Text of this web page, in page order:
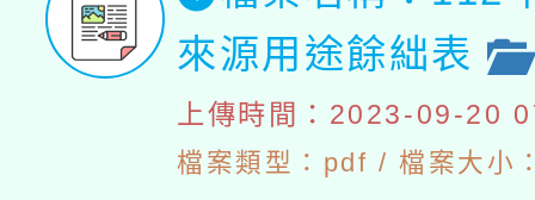
來源用途餘絀表
上傳時間：2023-09-20
檔案類型：pdf / 檔案大小